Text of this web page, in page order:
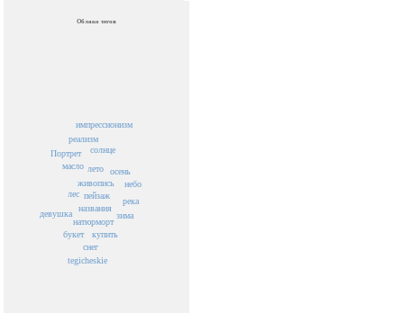
Облако тегов
пейзаж
названия
живопись
лето
натюрморт
купить
солнце
лес
зима
осень
букет
масло
река
снег
tegicheskie
реализм
небо
импрессионизм
Портрет
девушка